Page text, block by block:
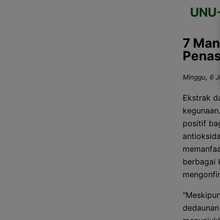
7
Minggu, 6
Ekstrak
positif
berbagai